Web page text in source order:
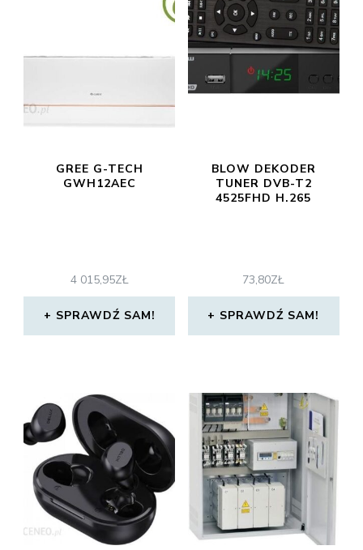
GREE G-TECH
GWH12AEC
4 015,95ZŁ
SPRAWDŹ SAM!
BLOW DEKODER
TUNER DVB-T2
4525FHD H.265
73,80ZŁ
SPRAWDŹ SAM!